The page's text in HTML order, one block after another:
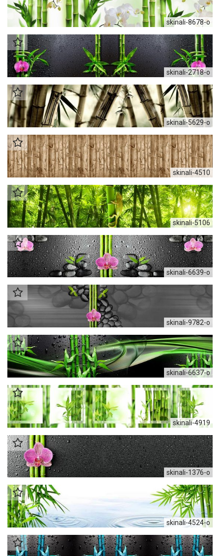
skinali-8678-o
skinali-2718-o
skinali-5629-o
skinali-4510
skinali-5106
skinali-6639-o
skinali-9782-o
skinali-6637-o
skinali-4919
skinali-1376-o
skinali-4524-o